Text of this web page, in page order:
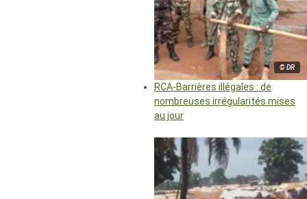
© DR
RCA-Barrières illégales : de
nombreuses irrégularités mises
au jour